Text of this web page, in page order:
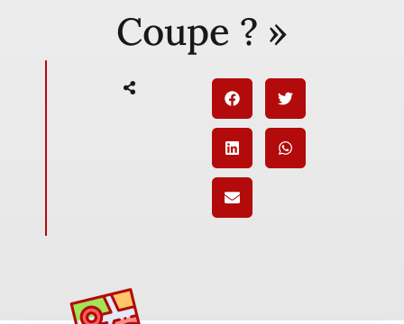
Coupe ? »